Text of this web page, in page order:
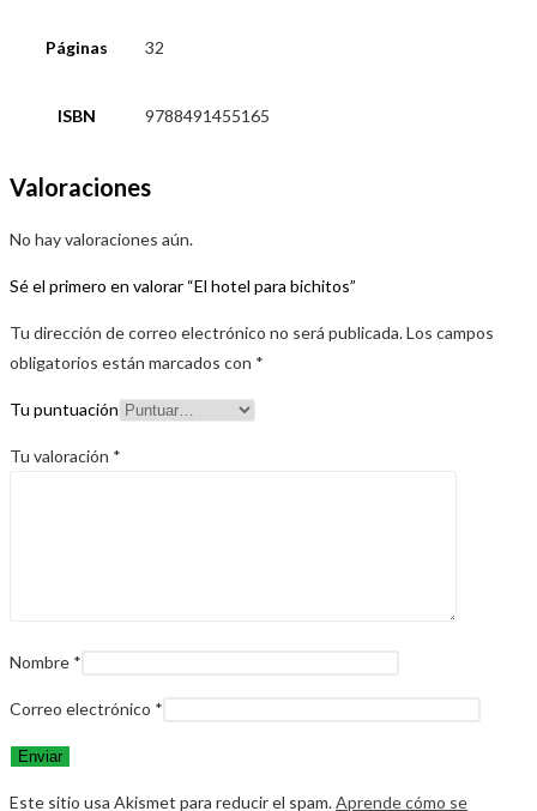
Páginas 32
ISBN 9788491455165
Valoraciones
No hay valoraciones aún.
Sé el primero en valorar “El hotel para bichitos”
Tu dirección de correo electrónico no será publicada.Los campos
obligatorios están marcados con *
Tu puntuación
Tu valoración *
Nombre *
Correo electrónico *
Este sitio usa Akismet para reducir el spam.Aprende cómo se